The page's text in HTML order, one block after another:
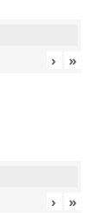
› »
› »